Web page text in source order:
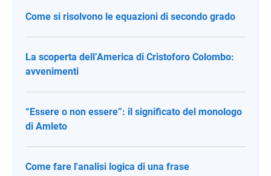
Come si risolvono le equazioni di secondo grado
La scoperta dell’America di Cristoforo Colombo:
avvenimenti
“Essere o non essere”: il significato del monologo
di Amleto
Come fare l'analisi logica di una frase